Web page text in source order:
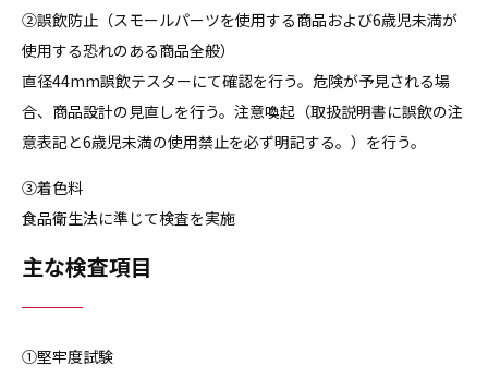
②誤飲防止（スモールパーツを使用する商品および6歳児未満が
使用する恐れのある商品全般）
直径44mm誤飲テスターにて確認を行う。危険が予見される場
合、商品設計の見直しを行う。注意喚起（取扱説明書に誤飲の注
意表記と6歳児未満の使用禁止を必ず明記する。）を行う。
③着色料
食品衛生法に準じて検査を実施
主な検査項目
①堅牢度試験